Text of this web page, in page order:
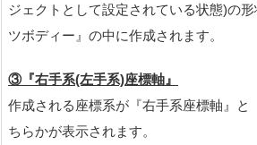
ジェクトとして設定されている状態)の
ツボディー』の中に作成されます。
③『右手系(左手系)座標軸』
作成される座標系が『右手系座標軸』と
ちらかが表示されます。